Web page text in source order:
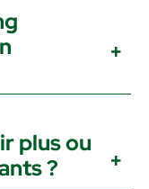
plus ou
?